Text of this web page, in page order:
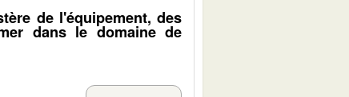
de l'équipement, des
dans le domaine de